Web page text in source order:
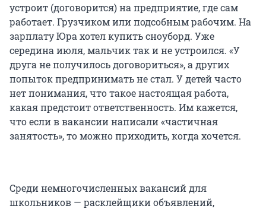
устроит (договорится) на предприятие, где сам
работает. Грузчиком или подсобным рабочим. На
зарплату Юра хотел купить сноуборд. Уже
середина июля, мальчик так и не устроился. «У
друга не получилось договориться», а других
попыток предпринимать не стал. У детей часто
нет понимания, что такое настоящая работа,
какая предстоит ответственность. Им кажется,
что если в вакансии написали «частичная
занятость», то можно приходить, когда хочется.
Среди немногочисленных вакансий для
школьников — расклейщики объявлений,